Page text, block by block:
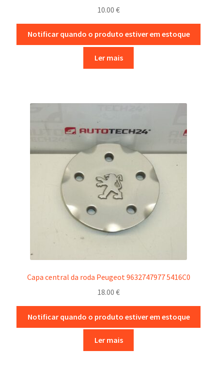
10.00 €
Notificar quando o produto estiver em estoque
Ler mais
Capa central da roda Peugeot 9632747977 5416C0
18.00 €
Notificar quando o produto estiver em estoque
Ler mais